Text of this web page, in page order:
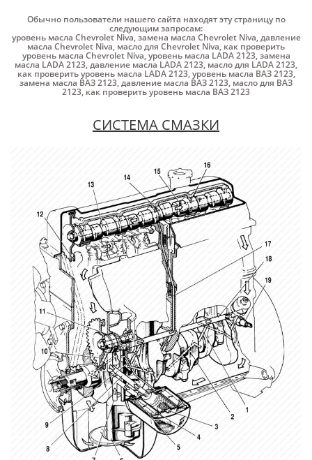
Обычно пользователи нашего сайта находят эту страницу по
следующим запросам:
уровень масла Chevrolet Niva,замена масла Chevrolet Niva,давление
масла Chevrolet Niva, масло для Chevrolet Niva, как проверить
уровень масла Chevrolet Niva,уровень масла LADA 2123,замена
масла LADA 2123,давление масла LADA 2123, масло для LADA 2123,
как проверить уровень масла LADA 2123,уровень масла ВАЗ 2123,
замена масла ВАЗ 2123,давление масла ВАЗ 2123, масло для ВАЗ
2123, как проверить уровень масла ВАЗ 2123
СИСТЕМА СМАЗКИ